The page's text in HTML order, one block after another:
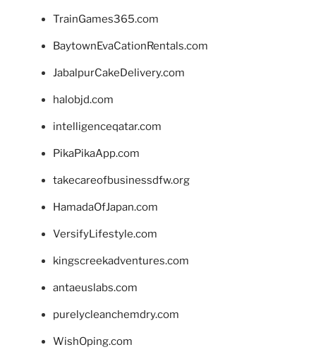
TrainGames365.com
BaytownEvaCationRentals.com
JabalpurCakeDelivery.com
halobjd.com
intelligenceqatar.com
PikaPikaApp.com
takecareofbusinessdfw.org
HamadaOfJapan.com
VersifyLifestyle.com
kingscreekadventures.com
antaeuslabs.com
purelycleanchemdry.com
WishOping.com